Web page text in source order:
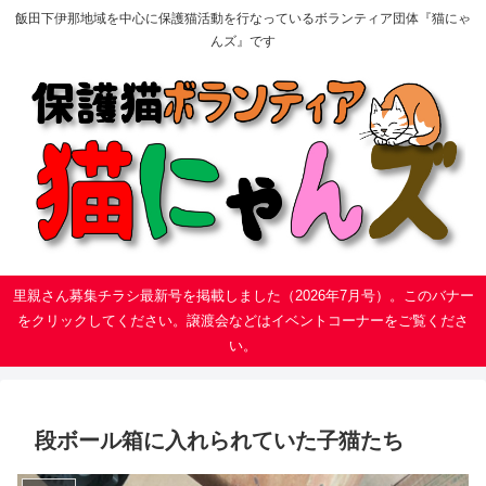
飯田下伊那地域を中心に保護猫活動を行なっているボランティア団体『猫にゃ
んズ』です
里親さん募集チラシ最新号を掲載しました（2026年7月号）。このバナー
をクリックしてください。譲渡会などはイベントコーナーをご覧くださ
い。
段ボール箱に入れられていた子猫たち